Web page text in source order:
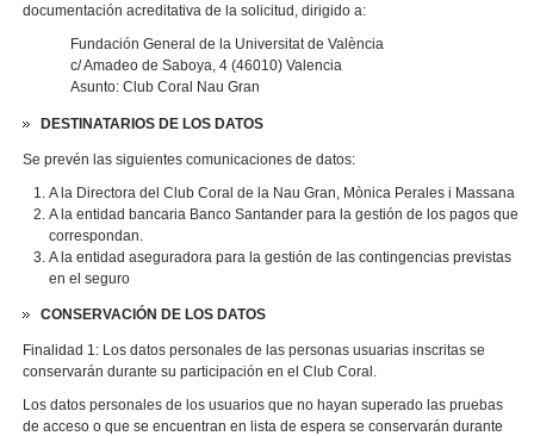
documentación acreditativa de la solicitud, dirigido a:
Fundación General de la Universitat de València
c/ Amadeo de Saboya, 4 (46010) Valencia
Asunto: Club Coral Nau Gran
DESTINATARIOS DE LOS DATOS
Se prevén las siguientes comunicaciones de datos:
A la Directora del Club Coral de la Nau Gran, Mònica Perales i Massana
A la entidad bancaria Banco Santander para la gestión de los pagos que
correspondan.
A la entidad aseguradora para la gestión de las contingencias previstas
en el seguro
CONSERVACIÓN DE LOS DATOS
Finalidad 1: Los datos personales de las personas usuarias inscritas se
conservarán durante su participación en el Club Coral.
Los datos personales de los usuarios que no hayan superado las pruebas
de acceso o que se encuentran en lista de espera se conservarán durante